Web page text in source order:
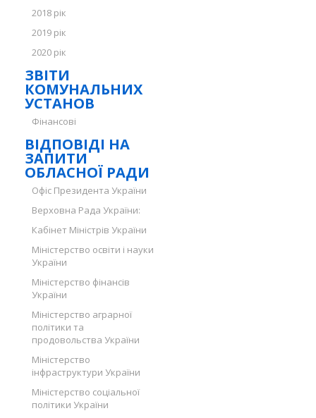
2018 рік
2019 рік
2020 рік
ЗВІТИ
КОМУНАЛЬНИХ
УСТАНОВ
Фінансові
ВІДПОВІДІ НА
ЗАПИТИ
ОБЛАСНОЇ РАДИ
Офіс Президента України
Верховна Рада України:
Кабінет Міністрів України
Міністерство освіти і науки
України
Міністерство фінансів
України
Міністерство аграрної
політики та
продовольства України
Міністерство
інфраструктури України
Міністерство соціальної
політики України